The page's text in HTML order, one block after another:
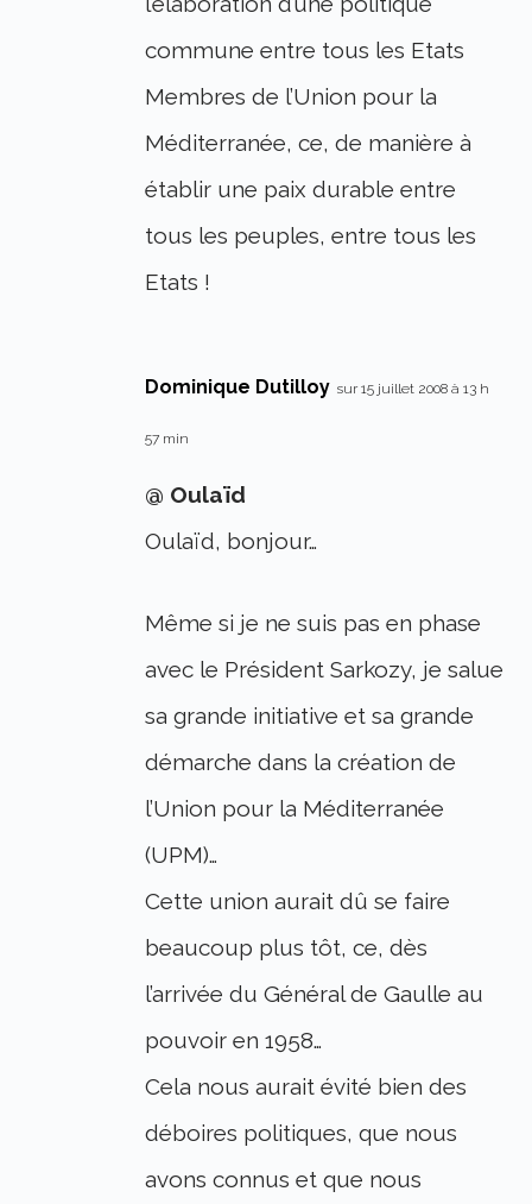
commune entre tous les Etats
Membres de l’Union pour la
Méditerranée, ce, de manière à
établir une paix durable entre
tous les peuples, entre tous les
Etats !
Dominique Dutilloy sur 15 juillet 2008 à 13 h
57 min
@ Oulaïd
Oulaïd, bonjour…
Même si je ne suis pas en phase
avec le Président Sarkozy, je salue
sa grande initiative et sa grande
démarche dans la création de
l’Union pour la Méditerranée
(UPM)…
Cette union aurait dû se faire
beaucoup plus tôt, ce, dès
l’arrivée du Général de Gaulle au
pouvoir en 1958…
Cela nous aurait évité bien des
déboires politiques, que nous
avons connus et que nous